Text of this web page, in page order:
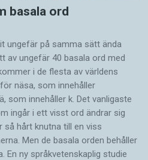
basala ord
ungefär på samma sätt ända
av ungefär 40 basala ord med
i de flesta av världens
näsa, som innehåller
som innehåller k. Det vanligaste
ingår i ett visst ord ändrar sig
så hårt knutna till en viss
Men de basala orden behåller
En ny språkvetenskaplig studie